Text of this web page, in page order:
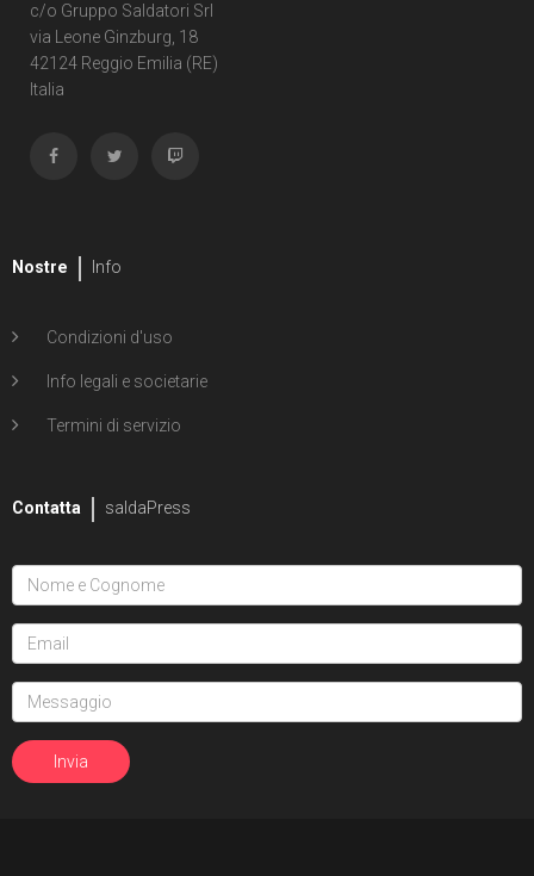
c/o Gruppo Saldatori Srl
via Leone Ginzburg, 18
42124 Reggio Emilia (RE)
Italia
Nostre Info
Condizioni d'uso
Info legali e societarie
Termini di servizio
Contatta saldaPress